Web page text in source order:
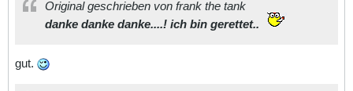
Original geschrieben von frank the tank
danke danke danke....! ich bin gerettet..
gut.